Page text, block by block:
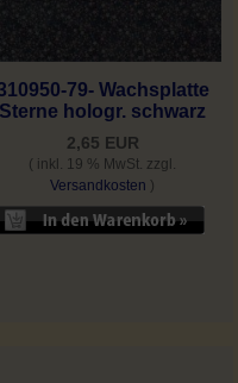
79- Wachsplatte
Sterne hologr. schwarz
2,65 EUR
( inkl. 19 % MwSt. zzgl.
Versandkosten )